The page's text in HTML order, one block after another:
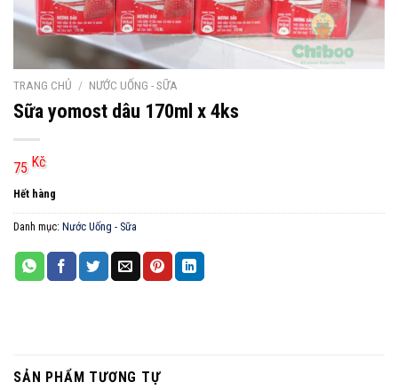
TRANG CHỦ / NƯỚC UỐNG - SỮA
Sữa yomost dâu 170ml x 4ks
75 Kč
Hết hàng
Danh mục: Nước Uống - Sữa
SẢN PHẨM TƯƠNG TỰ